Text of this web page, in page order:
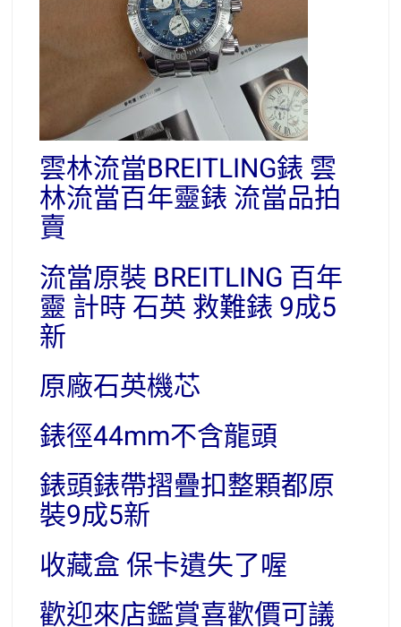
雲林流當BREITLING錶 雲
林流當百年靈錶 流當品拍
賣
流當原裝 BREITLING 百年
靈 計時 石英 救難錶 9成5
新
原廠石英機芯
錶徑44mm不含龍頭
錶頭錶帶摺疊扣整顆都原
裝9成5新
收藏盒 保卡遺失了喔
歡迎來店鑑賞喜歡價可議